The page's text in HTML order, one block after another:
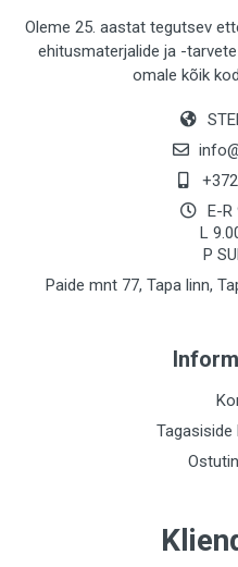
Oleme 25. aastat tegutsev
ehitusmaterjalide ja -
omale kõik
E-R
L
P
Paide mnt 77, Tapa linn,